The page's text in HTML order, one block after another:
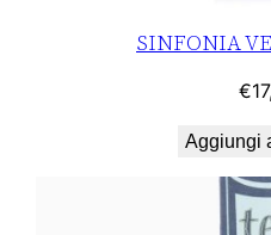
SINFONIA
€
Aggiungi